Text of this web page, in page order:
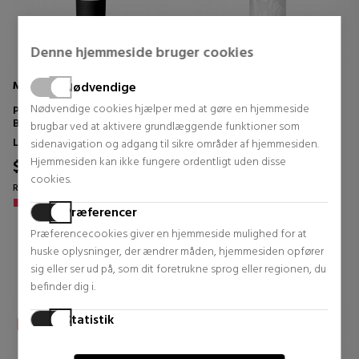
Denne hjemmeside bruger cookies
Nødvendige
Nødvendige cookies hjælper med at gøre en hjemmeside
brugbar ved at aktivere grundlæggende funktioner som
sidenavigation og adgang til sikre områder af hjemmesiden.
Hjemmesiden kan ikke fungere ordentligt uden disse
cookies.
Præferencer
Præferencecookies giver en hjemmeside mulighed for at
huske oplysninger, der ændrer måden, hjemmesiden opfører
sig eller ser ud på, som dit foretrukne sprog eller regionen, du
befinder dig i.
Statistik
MAC
POWDER KISS
BARRA DE LABIOS
Læbestifter
$23.96 14% DTO.
Regular price $28.02
PREP + PRIME FIX+ MATTE
PULVERIZADOR FIJADOR
REFRESCANTE QUE MATIFICA
AL INSTANTE
Ansigtskosmetik
$29.96 15% DTO.